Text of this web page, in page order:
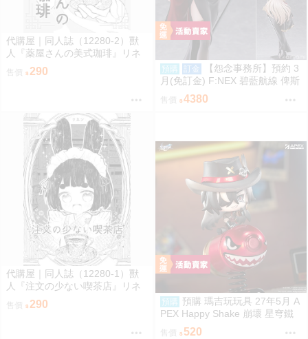
代購屋｜同人誌（12280-2）獸
人『薬屋さんの美式珈琲』リネ
ン リネンドレッシング
290 預購 訂金
【怨念事務所】預約 3
月(免訂金) F:NEX 碧藍航線 俾斯
麥 正裝Ver 1/7 0920
4380
代購屋｜同人誌（12280-1）獸
人『注文の少ない喫茶店』リネ
ン リネンドレッシング
售價 290 預購
預購 瑪吉玩玩具 27年5月 A
PEX Happy Shake 崩壞 星穹鐵
道 Q版搖搖樂 波提歐 1002
售價 520